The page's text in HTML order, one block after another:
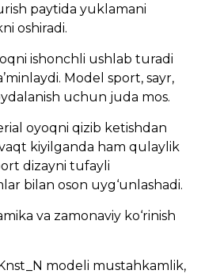
paytida yuklamani
oshiradi.
ishonchli ushlab turadi
Model sport, sayr,
uchun juda mos.
oyoqni qizib ketishdan
kiyilganda ham qulaylik
dizayni tufayli
bilan oson uyg‘unlashadi.
va zamonaviy ko‘rinish
modeli mustahkamlik,